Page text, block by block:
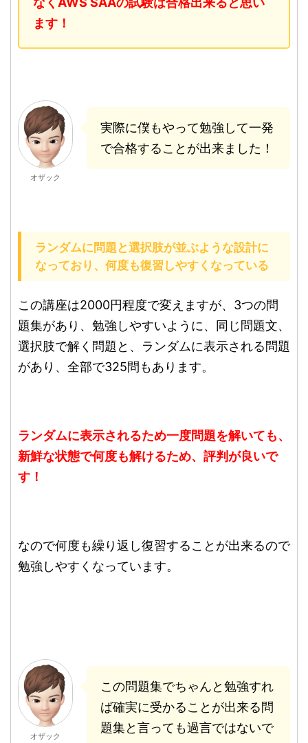
ます！
オザック
実際に僕もやって勉強して一発
で合格することが出来ました！
ランダムに問題と選択肢が並ぶような設計に
なっており、何度も復習しやすくなっている
この講座は2000円程度で変えますが、3つの問
題集があり、勉強しやすいように、同じ問題文、
選択肢で解く問題と、ランダムに表示される問題
があり、全部で325問もあります。
ランダムに表示されるため一度問題を解いても、
新鮮な状態で何度も解けるため、評判が良いで
す！
なので何度も繰り返し復習することが出来るので
勉強しやすくなっています。
オザック
この問題集でちゃんと勉強すれ
ば確実に受かることが出来る問
題集と言っても過言ではないで